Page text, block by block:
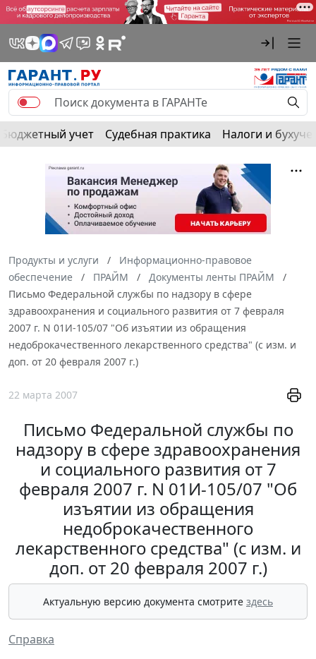
Бюджетный учет Судебная практика Налоги и
Продукты и услуги
Информационно-правовое
обеспечение
ПРАЙМ
Документы ленты ПРАЙМ
Письмо Федеральной службы по надзору в сфере
здравоохранения и социального развития от 7 февраля
2007 г. N 01И-105/07 "Об изъятии из обращения
недоброкачественного лекарственного средства" (с изм. и
доп. от 20 февраля 2007 г.)
22 марта 2007
Письмо Федеральной службы по
надзору в сфере здравоохранения
и социального развития от 7
февраля 2007 г. N 01И-105/07 "Об
изъятии из обращения
недоброкачественного
лекарственного средства" (с изм. и
доп. от 20 февраля 2007 г.)
Актуальную версию документа смотрите здесь
Справка